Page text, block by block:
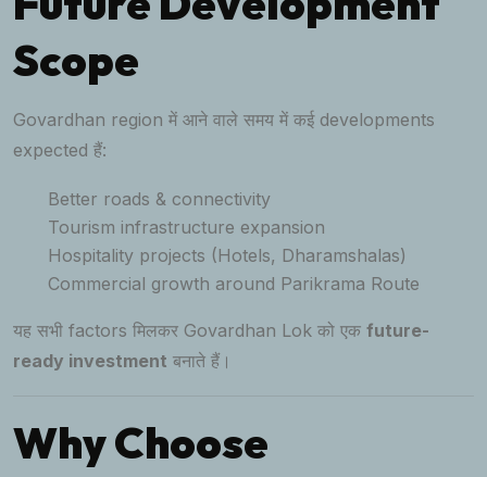
Scope
Govardhan region में आने वाले समय में कई developments
expected हैं:
Better roads & connectivity
Tourism infrastructure expansion
Hospitality projects (Hotels, Dharamshalas)
Commercial growth around Parikrama Route
यह सभी factors मिलकर Govardhan Lok को एक future-
ready investment बनाते हैं।
Why Choose